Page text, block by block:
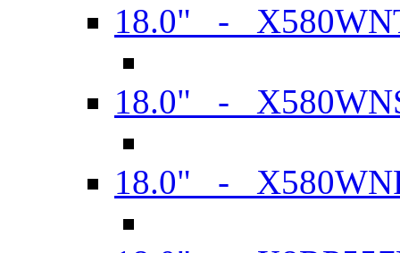
18.0" -
18.0" -
18.0" -